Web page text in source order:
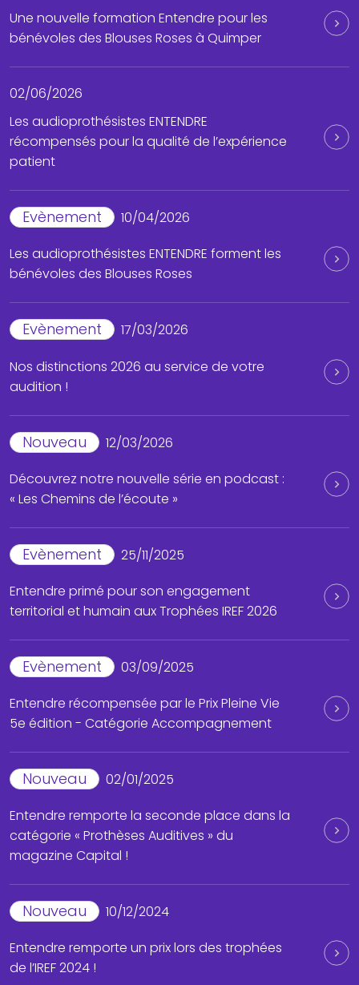
Une nouvelle formation Entendre pour les
bénévoles des Blouses Roses à Quimper
02/06/2026
Les audioprothésistes ENTENDRE
récompensés pour la qualité de l’expérience
patient
Evènement
10/04/2026
Les audioprothésistes ENTENDRE forment les
bénévoles des Blouses Roses
Evènement
17/03/2026
Nos distinctions 2026 au service de votre
audition !
Nouveau
12/03/2026
Découvrez notre nouvelle série en podcast :
« Les Chemins de l’écoute »
Evènement
25/11/2025
Entendre primé pour son engagement
territorial et humain aux Trophées IREF 2026
Evènement
03/09/2025
Entendre récompensée par le Prix Pleine Vie
5e édition - Catégorie Accompagnement
Nouveau
02/01/2025
Entendre remporte la seconde place dans la
catégorie « Prothèses Auditives » du
magazine Capital !
Nouveau
10/12/2024
Entendre remporte un prix lors des trophées
de l’IREF 2024 !